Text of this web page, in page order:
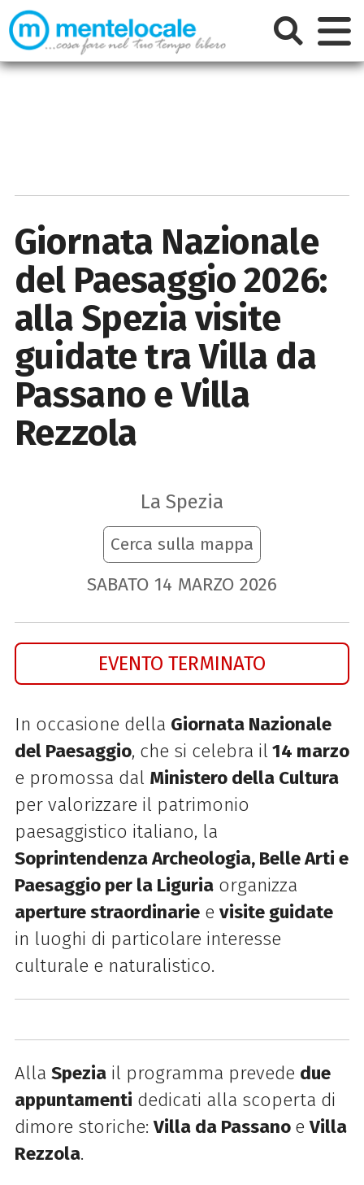
Giornata Nazionale
del Paesaggio 2026:
alla Spezia visite
guidate tra Villa da
Passano e Villa
Rezzola
La Spezia
Cerca sulla mappa
SABATO 14 MARZO 2026
EVENTO TERMINATO
In occasione della Giornata Nazionale
del Paesaggio, che si celebra il 14 marzo
e promossa dal Ministero della Cultura
per valorizzare il patrimonio
paesaggistico italiano, la
Soprintendenza Archeologia, Belle Arti e
Paesaggio per la Liguriaorganizza
aperture straordinariee visite guidate
in luoghi di particolare interesse
culturale e naturalistico.
Alla Speziail programma prevede due
appuntamenti dedicati alla scoperta di
dimore storiche:Villa da Passano eVilla
Rezzola.